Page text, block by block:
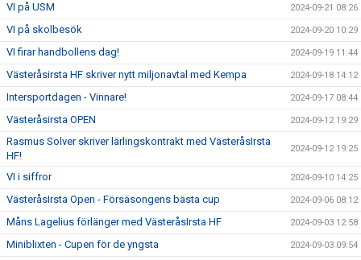
VI på USM 2024-09-21 08:26
VI på skolbesök 2024-09-20 10:29
VI firar handbollens dag! 2024-09-19 11:44
Västeråsirsta HF skriver nytt miljonavtal med Kempa 2024-09-18 14:12
Intersportdagen - Vinnare! 2024-09-17 08:44
Västeråsirsta OPEN 2024-09-12 19:29
Rasmus Solver skriver lärlingskontrakt med VästeråsIrsta
HF!
2024-09-12 19:25
VI i siffror 2024-09-10 14:25
VästeråsIrsta Open - Försäsongens bästa cup 2024-09-06 08:12
Måns Lagelius förlänger med VästeråsIrsta HF 2024-09-03 12:58
Miniblixten - Cupen för de yngsta 2024-09-03 09:54